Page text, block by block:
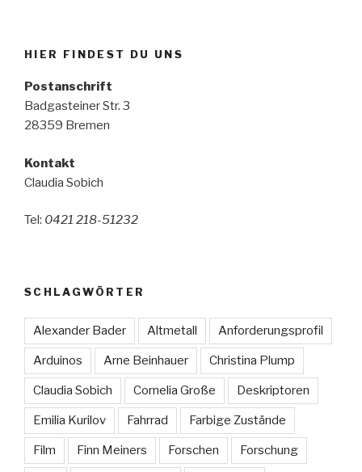
HIER FINDEST DU UNS
Postanschrift
Badgasteiner Str. 3
28359 Bremen
Kontakt
Claudia Sobich
Tel: 0421 218-51232
SCHLAGWÖRTER
Alexander Bader Altmetall Anforderungsprofil
Arduinos Arne Beinhauer Christina Plump
Claudia Sobich Cornelia Große Deskriptoren
Emilia Kurilov Fahrrad Farbige Zustände
Film Finn Meiners Forschen Forschung